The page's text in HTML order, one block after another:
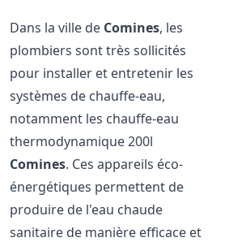
Dans la ville de Comines, les
plombiers sont très sollicités
pour installer et entretenir les
systèmes de chauffe-eau,
notamment les chauffe-eau
thermodynamique 200l
Comines. Ces appareils éco-
énergétiques permettent de
produire de l'eau chaude
sanitaire de manière efficace et